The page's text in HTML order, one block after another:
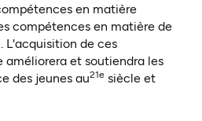
en matière
compétences en matière de
L'acquisition de ces
améliorera et soutiendra les
des jeunes au21esiècle et